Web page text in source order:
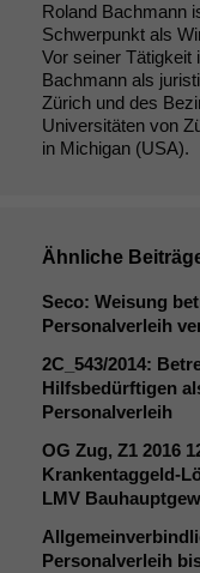
Roland Bachmann
Schwerpunkt als
Vor seiner Tätigkeit
Bachmann als
Zürich und des
Universitäten von
in Michigan (USA).
Ähnliche
Seco: Weisung
Personalverleih
2C_543/2014:
Hilfsbedürftigen
Personalverleih
OG Zug, Z1 2016
Krankentaggeld-
LMV
Personalverleih